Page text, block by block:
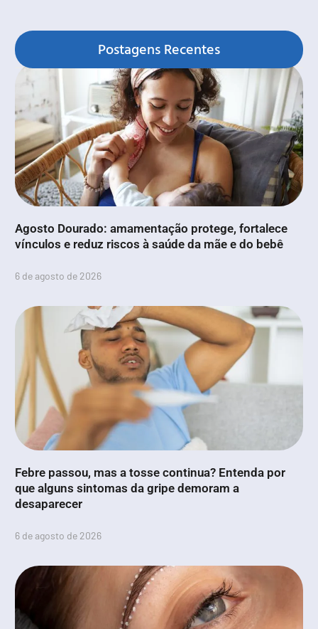
Postagens Recentes
Agosto Dourado: amamentação protege, fortalece
vínculos e reduz riscos à saúde da mãe e do bebê
6 de agosto de 2026
Febre passou, mas a tosse continua? Entenda por
que alguns sintomas da gripe demoram a
desaparecer
6 de agosto de 2026